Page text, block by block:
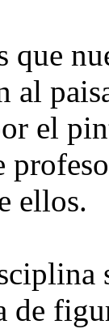
que
al
el
ellos.
de